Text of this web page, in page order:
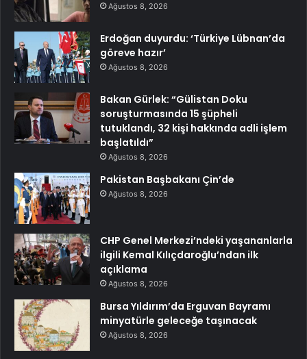
Ağustos 8, 2026
Erdoğan duyurdu: ‘Türkiye Lübnan’da
göreve hazır’
Ağustos 8, 2026
Bakan Gürlek: “Gülistan Doku
soruşturmasında 15 şüpheli
tutuklandı, 32 kişi hakkında adli işlem
başlatıldı”
Ağustos 8, 2026
Pakistan Başbakanı Çin’de
Ağustos 8, 2026
CHP Genel Merkezi’ndeki yaşananlarla
ilgili Kemal Kılıçdaroğlu’ndan ilk
açıklama
Ağustos 8, 2026
Bursa Yıldırım’da Erguvan Bayramı
minyatürle geleceğe taşınacak
Ağustos 8, 2026